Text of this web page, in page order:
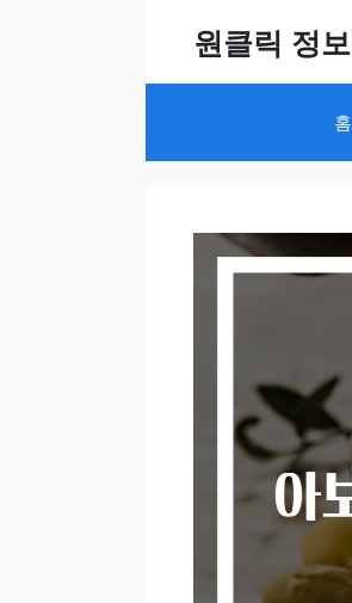
원클릭 정보
홈